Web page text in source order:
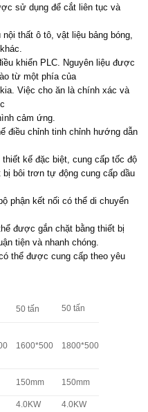
sử dụng để cắt liên tục và
thất ô tô, vật liệu bảng bóng,
khiển PLC. Nguyên liệu được
từ một phía của
Việc cho ăn là chính xác và
cảm ứng.
điều chỉnh tinh chỉnh hướng dẫn
kế đặc biệt, cung cấp tốc độ
bôi trơn tự động cung cấp dầu
phận kết nối có thể di chuyển
được gắn chặt bằng thiết bị
tiện và nhanh chóng.
thể được cung cấp theo yêu
50 tấn 50 tấn
1600*500 1800*500
150mm 150mm
4.0KW 4.0KW